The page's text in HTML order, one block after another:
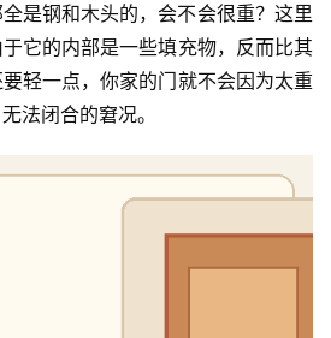
是钢和木头的，会不会很重？这里
它的内部是一些填充物，反而比其
轻一点，你家的门就不会因为太重
法闭合的窘况。